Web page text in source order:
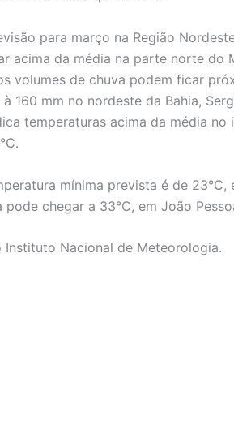
para março na Região
acima da média na parte norte do
volumes de chuva podem ficar
160 mm no nordeste da Bahia,
temperaturas acima da média no
mínima prevista é de 23°C,
chegar a 33°C, em João
Instituto Nacional de Meteorologia.